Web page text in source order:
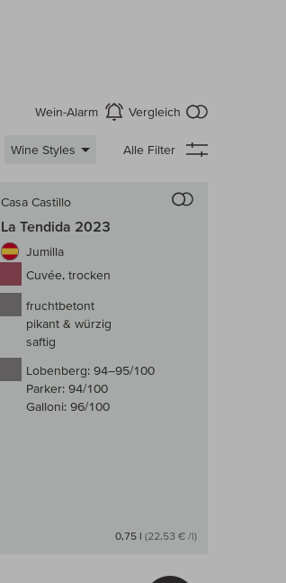
Wein-Alarm
aktivieren Vergleich
Wine Styles Alle Filter
Casa Castillo
La Tendida 2023
Jumilla
Cuvée, trocken
fruchtbetont
pikant & würzig
saftig
Lobenberg: 94–95/100
Parker: 94/100
Galloni: 96/100
0,75 l (22,53 € /l)